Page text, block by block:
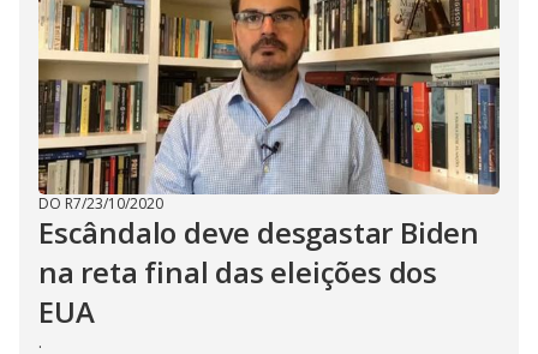
DO R7/23/10/2020
Escândalo deve desgastar Biden
na reta final das eleições dos
EUA
.